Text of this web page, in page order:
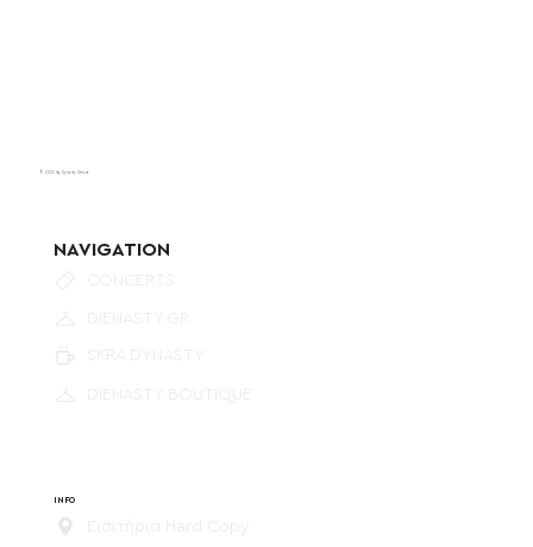
© 2024 by Dynasty Group.
NAVIGATION
INFO